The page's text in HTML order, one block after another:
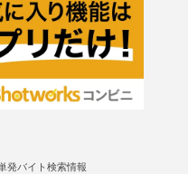
発バイト検索情報